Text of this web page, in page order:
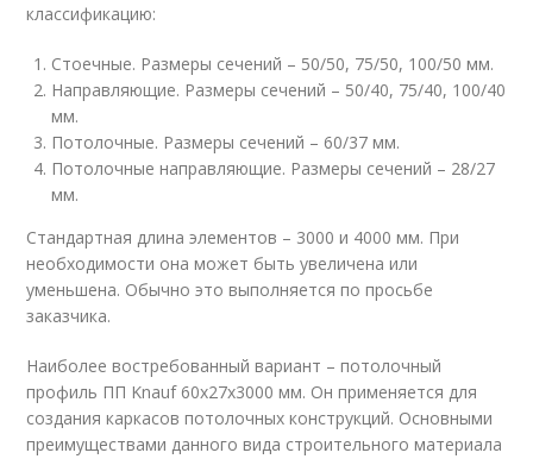
классификацию:
Стоечные. Размеры сечений – 50/50, 75/50, 100/50 мм.
Направляющие. Размеры сечений – 50/40, 75/40, 100/40
мм.
Потолочные. Размеры сечений – 60/37 мм.
Потолочные направляющие. Размеры сечений – 28/27
мм.
Стандартная длина элементов – 3000 и 4000 мм. При
необходимости она может быть увеличена или
уменьшена. Обычно это выполняется по просьбе
заказчика.
Наиболее востребованный вариант – потолочный
профиль ПП Knauf 60х27х3000 мм. Он применяется для
создания каркасов потолочных конструкций. Основными
преимуществами данного вида строительного материала